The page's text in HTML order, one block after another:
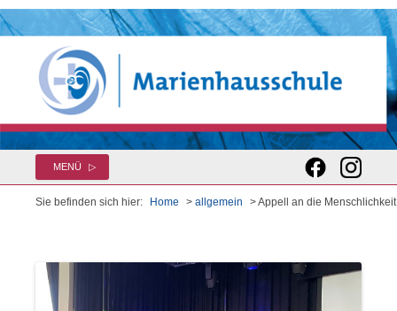
MENÜ
Sie befinden sich hier: Home > allgemein > Appell an die Menschlichkeit